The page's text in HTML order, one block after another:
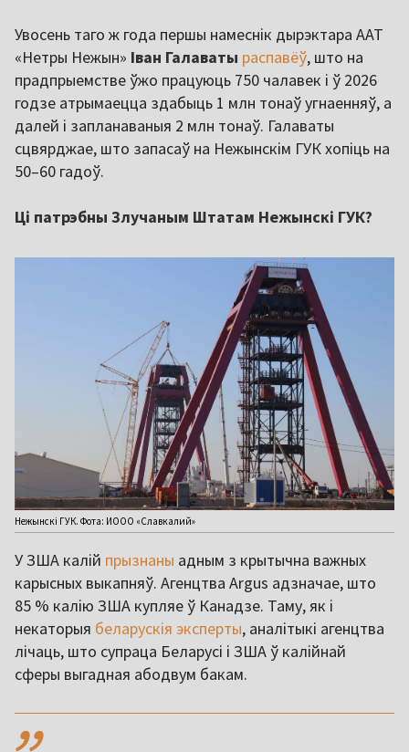
Увосень таго ж года першы намеснік дырэктара ААТ
«Нетры Нежын» Іван Галаваты распавёў, што на
прадпрыемстве ўжо працуюць 750 чалавек і ў 2026
годзе атрымаецца здабыць 1 млн тонаў угнаенняў, а
далей і запланаваныя 2 млн тонаў. Галаваты
сцвярджае, што запасаў на Нежынскім ГУК хопіць на
50–60 гадоў.
Ці патрэбны Злучаным Штатам Нежынскі ГУК?
Нежынскі ГУК. Фота: ИООО «Славкалий»
У ЗША калій прызнаны адным з крытычна важных
карысных выкапняў. Агенцтва Argus адзначае, што
85 % калію ЗША купляе ў Канадзе. Таму, як і
некаторыя беларускія эксперты, аналітыкі агенцтва
лічаць, што супраца Беларусі і ЗША ў калійнай
сферы выгадная абодвум бакам.
,,